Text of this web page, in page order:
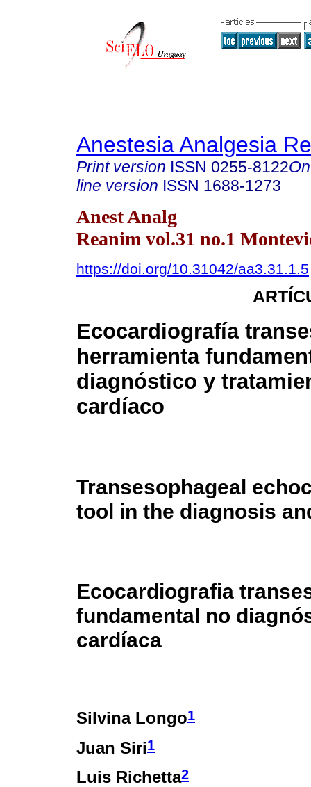
Anestesia Analgesia
Print version ISSN 0255-8122
line version ISSN 1688-1273
Anest Analg
Reanim vol.31 no.1
https://doi.org/10.31042/aa3.31.1.5
Ecocardiografía
herramienta
diagnóstico y
cardíaco
Transesophageal
tool in the diagnosis
Ecocardiografia
fundamental no
cardíaca
Silvina Longo1
Juan Siri1
Luis Richetta2